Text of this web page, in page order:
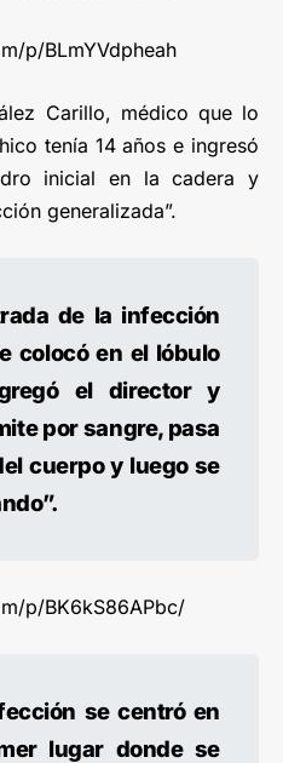
p/BLmYVdpheah
Carillo, médico que lo
tenía 14 años e ingresó
inicial en la cadera y
generalizada”.
de la infección
colocó en el lóbulo
el director y
por sangre, pasa
cuerpo y luego se
p/BK6kS86APbc/
se centró en
lugar donde se